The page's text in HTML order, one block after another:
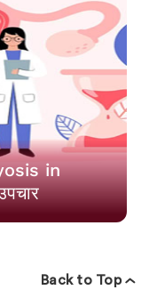
in
Back to Top